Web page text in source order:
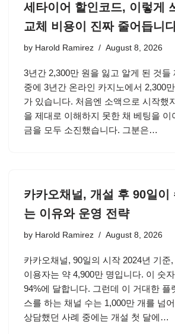
세타이어 할인코드, 이렇게
교체 비용이 진짜 줄어듭니
by Harold Ramirez August 8, 2026
3년간 2,300만 원을 잃고 알게 된 것들
중에 3년간 온라인 카지노에서 2,300
가 있습니다. 처음엔 소액으로 시작했
을 제대로 이해하지 못한 채 베팅을 이
금을 모두 소진했습니다. 그분은…
카카오채널, 개설 후 90일이
는 이유와 운영 전략
by Harold Ramirez August 8, 2026
카카오채널, 90일의 시작 2024년 기준
이용자는 약 4,900만 명입니다. 이 숫
94%에 달합니다. 그런데 이 거대한 플
스를 하는 채널 수는 1,000만 개를 넘
상담했던 사례 중에는 개설 첫 달에…